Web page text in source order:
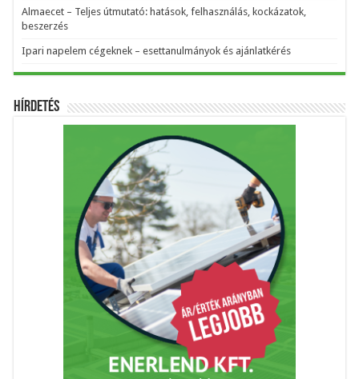
Almaecet – Teljes útmutató: hatások, felhasználás, kockázatok,
beszerzés
Ipari napelem cégeknek – esettanulmányok és ajánlatkérés
Hírdetés